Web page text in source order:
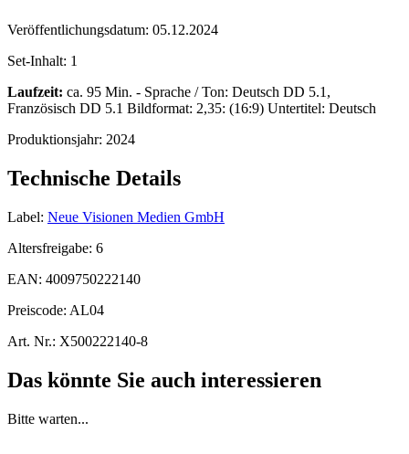
Veröffentlichungsdatum: 05.12.2024
Set-Inhalt: 1
Laufzeit: ca. 95 Min. - Sprache / Ton: Deutsch DD 5.1,
Französisch DD 5.1 Bildformat: 2,35: (16:9) Untertitel: Deutsch
Produktionsjahr: 2024
Technische Details
Label: Neue Visionen Medien GmbH
Altersfreigabe: 6
EAN: 4009750222140
Preiscode: AL04
Art. Nr.: X500222140-8
Das könnte Sie auch interessieren
Bitte warten...